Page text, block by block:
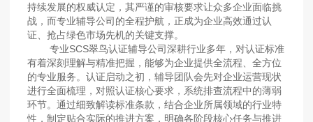
持续发展的权威认定，其严谨的审核要求让众多企业面临挑
战，而专业辅导公司的全程护航，正成为企业高效通过认
证、抢占绿色市场先机的关键支撑。
专业SCS翠鸟认证辅导公司深耕行业多年，对认证标准
有着深刻理解与精准把握，能够为企业提供全流程、全方位
的专业服务。认证启动之初，辅导团队会先对企业运营现状
进行全面梳理，对照认证核心要求，系统排查流程中的薄弱
环节。通过细致解读标准条款，结合企业所属领域的行业特
性，制定贴合实际的推进方案，明确各阶段核心任务与推进